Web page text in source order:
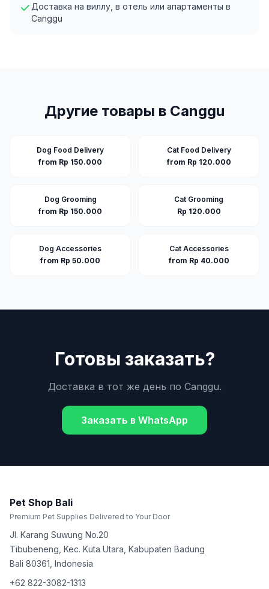
Доставка на виллу, в отель или апартаменты в
Canggu
Другие товары в Canggu
Dog Food Delivery
from Rp 150.000
Cat Food Delivery
from Rp 120.000
Dog Grooming
from Rp 150.000
Cat Grooming
Rp 120.000
Dog Accessories
from Rp 50.000
Cat Accessories
from Rp 40.000
Готовы заказать?
Доставка в тот же день по Canggu.
Заказать в WhatsApp
Pet Shop Bali
Premium Pet Supplies Delivered to Your Door
Jl. Karang Suwung No.20
Tibubeneng, Kec. Kuta Utara, Kabupaten Badung
Bali 80361 Indonesia
+62 822-3082-1313